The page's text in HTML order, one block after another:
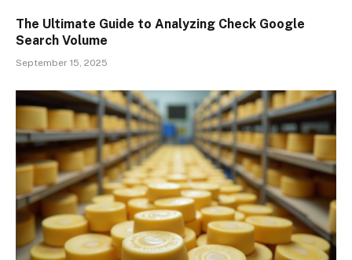
The Ultimate Guide to Analyzing Check Google
Search Volume
September 15, 2025